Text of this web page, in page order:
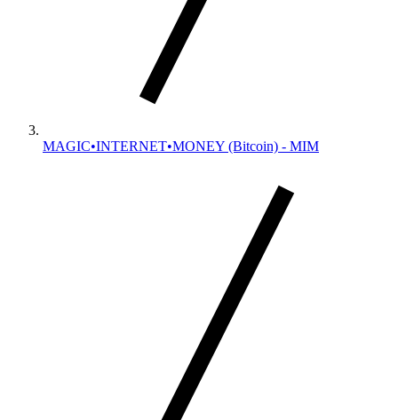
MAGIC•INTERNET•MONEY (Bitcoin) - MIM